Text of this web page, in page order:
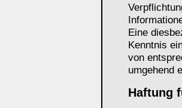
Eine
Kenntnis
von
umgehend
Haftung